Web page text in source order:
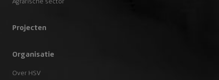
Agrarische sector
Projecten
Organisatie
Over HSV